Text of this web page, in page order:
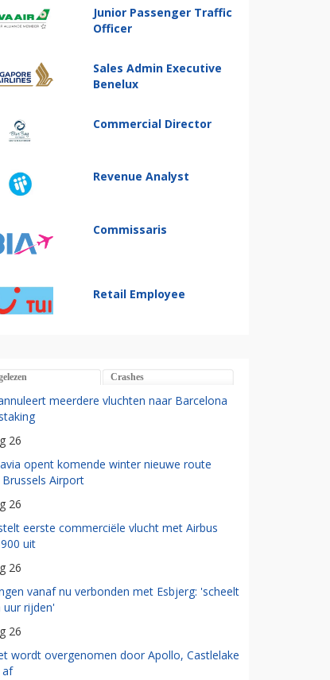
Junior Passenger Traffic
Officer
Sales Admin Executive
Benelux
Commercial Director
Revenue Analyst
Commissaris
Retail Employee
Crashes
meerdere vluchten naar Barcelona
26
opent komende winter nieuwe route
Airport
26
eerste commerciële vlucht met Airbus
uit
26
vanaf nu verbonden met Esbjerg: 'scheelt
uur rijden'
26
wordt overgenomen door Apollo, Castlelake
af